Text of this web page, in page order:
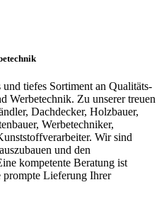
tiefes Sortiment an Qualitäts-
Werbetechnik. Zu unserer treuen
Dachdecker, Holzbauer,
Werbetechniker,
Wir sind
und den
kompetente Beratung ist
prompte Lieferung Ihrer